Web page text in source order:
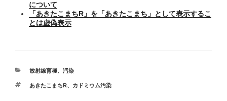
について
「あきたこまちR」を「あきたこまち」として表示するこ
とは虚偽表示
カ
ゴ
放射線育種、 汚染
タ
あきたこまちR、 カドミウム汚染